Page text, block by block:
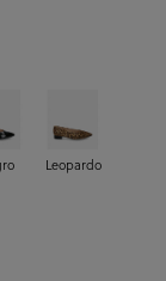
Leopardo